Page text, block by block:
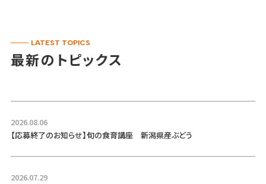
LATEST TOPICS
最新のトピックス
2026.08.06
【応募終了のお知らせ】旬の食育講座 新潟県産ぶどう
2026.07.29